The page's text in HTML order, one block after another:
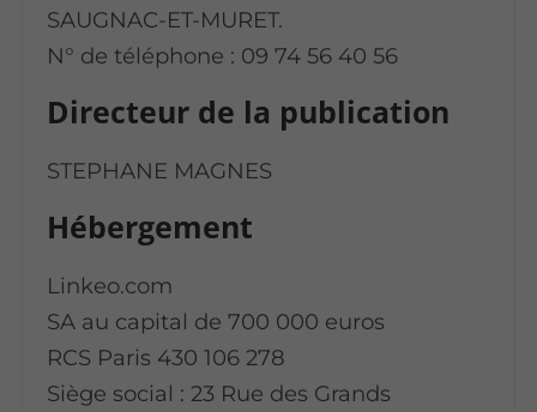
SAUGNAC-ET-MURET.
N° de téléphone : 09 74 56 40 56
Directeur de la publication
STEPHANE MAGNES
Hébergement
Linkeo.com
SA au capital de 700 000 euros
RCS Paris 430 106 278
Siège social : 23 Rue des Grands